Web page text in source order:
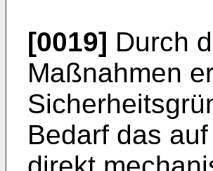
[0019] Durch
Maßnahmen
Bedarf das